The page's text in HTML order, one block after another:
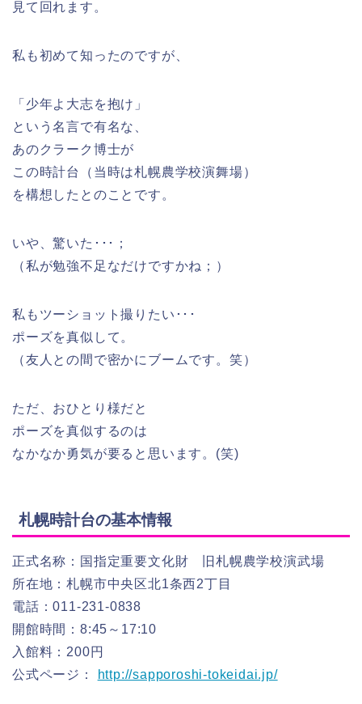
見て回れます。
私も初めて知ったのですが、
「少年よ大志を抱け」
という名言で有名な、
あのクラーク博士が
この時計台（当時は札幌農学校演舞場）
を構想したとのことです。
いや、驚いた･･･；
（私が勉強不足なだけですかね；）
私もツーショット撮りたい･･･
ポーズを真似して。
（友人との間で密かにブームです。笑）
ただ、おひとり様だと
ポーズを真似するのは
なかなか勇気が要ると思います。(笑)
札幌時計台の基本情報
正式名称：国指定重要文化財 旧札幌農学校演武場
所在地：札幌市中央区北1条西2丁目
電話：011-231-0838
開館時間：8:45～17:10
入館料：200円
公式ページ：
http://sapporoshi-tokeidai.jp/